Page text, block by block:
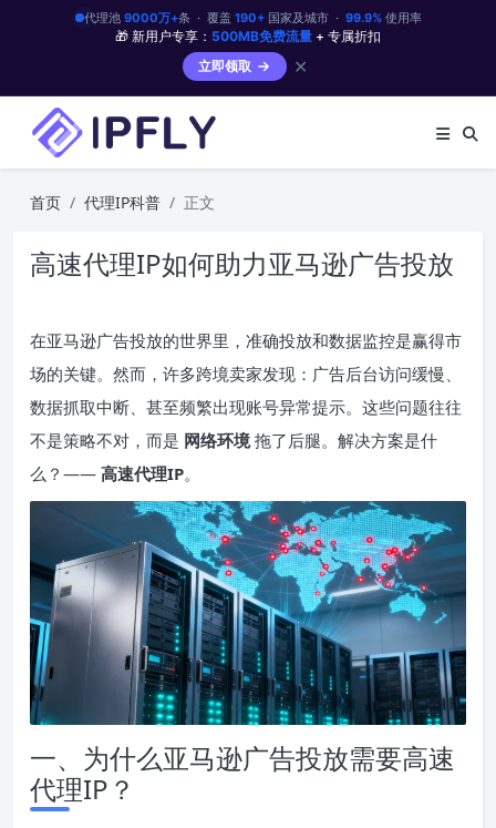
代理池 9000万+条 · 覆盖 190+国家及城市 · 99.9%使用率
🎁 新用户专享： 500MB免费流量 + 专属折扣
立即领取
✕
首页 代理IP科普 正文
高速代理IP如何助力亚马逊广告投放
在亚马逊广告投放的世界里，准确投放和数据监控是赢得市
场的关键。然而，许多跨境卖家发现：广告后台访问缓慢、
数据抓取中断、甚至频繁出现账号异常提示。这些问题往往
不是策略不对，而是 网络环境拖了后腿。解决方案是什
么？—— 高速代理IP。
一、为什么亚马逊广告投放需要高速
代理IP？